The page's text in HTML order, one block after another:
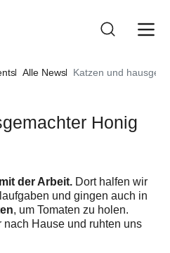
Alle News
Katzen und
Honig
der Arbeit. Dort halfen wir
und gingen auch in
, um Tomaten zu holen.
Hause und ruhten uns